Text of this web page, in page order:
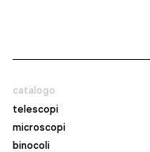
catalogo
telescopi
microscopi
binocoli